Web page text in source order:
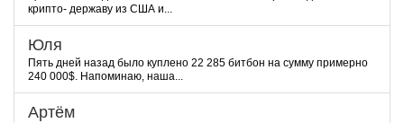
крипто- державу из США и...
Юля
Пять дней назад было куплено 22 285 битбон на сумму примерно
240 000$. Напоминаю, наша...
Артём